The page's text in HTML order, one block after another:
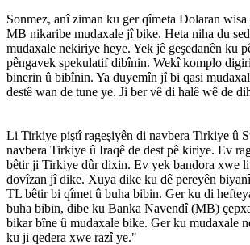
Sonmez, anî ziman ku ger qîmeta Dolaran
MB nikaribe mudaxale jî bike. Heta niha du
mudaxale nekiriye heye. Yek jê geşedanên ku
pêngavek spekulatif dibînin. Wekî komplo
binerin û bibînin. Ya duyemîn jî bi qasi
destê wan de tune ye. Ji ber vê di halê wê de
Li Tirkiye piştî rageşiyên di navbera Tirkiye û
navbera Tirkiye û Iraqê de dest pê kiriye. Ev
bêtir ji Tirkiye dûr dixin. Ev yek bandora xwe li
dovîzan jî dike. Xuya dike ku dê pereyên
TL bêtir bi qîmet û buha bibin. Ger ku di
buha bibin, dibe ku Banka Navendî (MB)
bikar bîne û mudaxale bike. Ger ku mudaxale
ku ji qedera xwe razî ye."